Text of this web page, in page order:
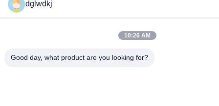
dglwdkj
10:26 AM
Good day, what product are you looking for?